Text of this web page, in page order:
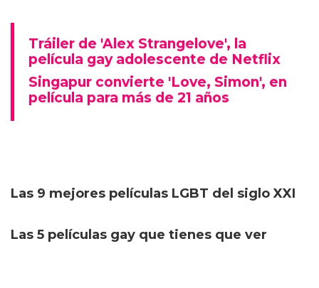
Tráiler de 'Alex Strangelove', la
película gay adolescente de Netflix
Singapur convierte 'Love, Simon', en
película para más de 21 años
Las 9 mejores películas LGBT del siglo XXI
Las 5 películas gay que tienes que ver